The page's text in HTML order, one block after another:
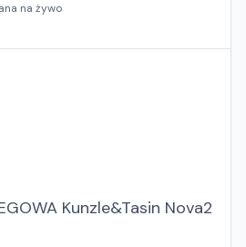
na żywo
Kunzle&Tasin Nova2